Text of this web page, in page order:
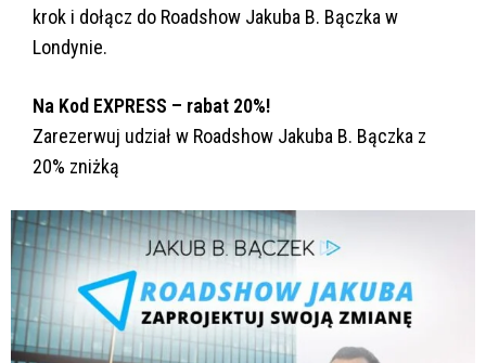
krok i dołącz do Roadshow Jakuba B. Bączka w
Londynie.
Na Kod EXPRESS – rabat 20%!
Zarezerwuj udział w Roadshow Jakuba B. Bączka z
20% zniżką